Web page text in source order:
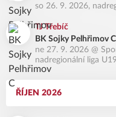
so 26. 9. 2026,
TJ Třebíč
BK Sojky Pelhřimov C
ne 27. 9. 2026 @
nadregionální liga
ŘÍJEN 2026